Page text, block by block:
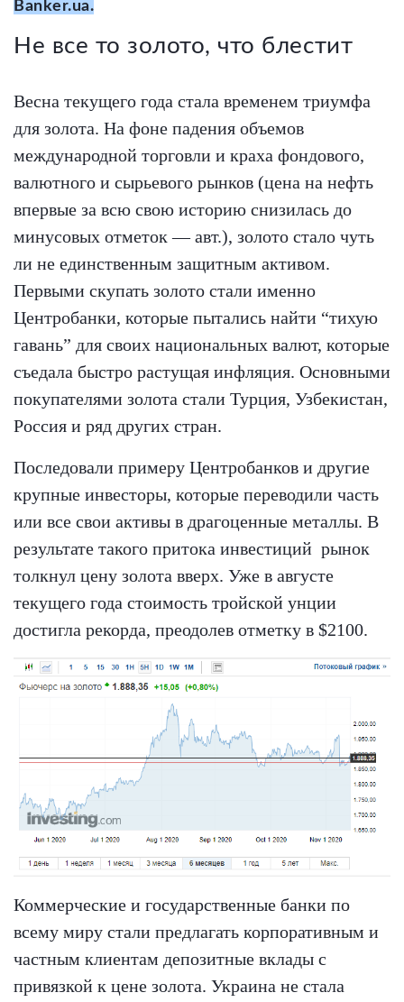
Banker.ua.
Не все то золото, что блестит
Весна текущего года стала временем триумфа
для золота. На фоне падения объемов
международной торговли и краха фондового,
валютного и сырьевого рынков (цена на нефть
впервые за всю свою историю снизилась до
минусовых отметок — авт.), золото стало чуть
ли не единственным защитным активом.
Первыми скупать золото стали именно
Центробанки, которые пытались найти “тихую
гавань” для своих национальных валют, которые
съедала быстро растущая инфляция. Основными
покупателями золота стали Турция, Узбекистан,
Россия и ряд других стран.
Последовали примеру Центробанков и другие
крупные инвесторы, которые переводили часть
или все свои активы в драгоценные металлы. В
результате такого притока инвестиций рынок
толкнул цену золота вверх. Уже в августе
текущего года стоимость тройской унции
достигла рекорда, преодолев отметку в $2100.
Коммерческие и государственные банки по
всему миру стали предлагать корпоративным и
частным клиентам депозитные вклады с
привязкой к цене золота. Украина не стала